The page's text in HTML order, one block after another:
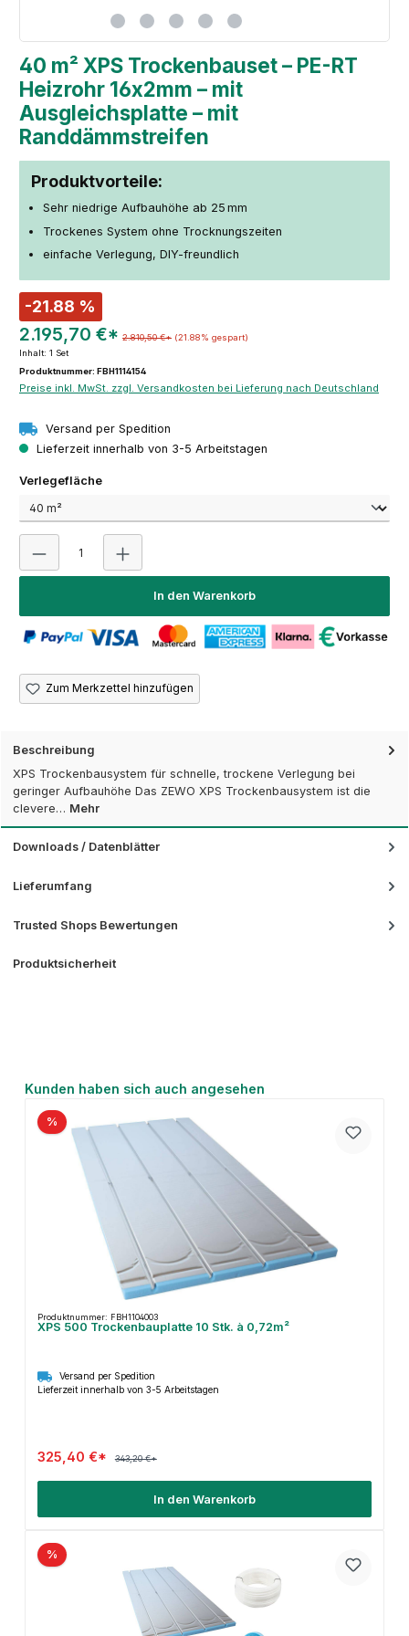
40 m² XPS Trockenbauset – PE-RT
Heizrohr 16x2mm – mit
Ausgleichsplatte – mit
Randdämmstreifen
Produktvorteile:
Sehr niedrige Aufbauhöhe ab 25 mm
Trockenes System ohne Trocknungszeiten
einfache Verlegung, DIY-freundlich
-21.88 %
2.195,70 €* 2.810,50 €* (21.88% gespart)
Inhalt: 1 Set
Produktnummer: FBH1114154
Preise inkl. MwSt. zzgl. Versandkosten bei Lieferung nach Deutschland
Versand per Spedition
Lieferzeit innerhalb von 3-5 Arbeitstagen
Verlegeflächeauswählen
In den Warenkorb
Zum Merkzettel hinzufügen
Beschreibung
XPS Trockenbausystem für schnelle, trockene Verlegung bei
geringer Aufbauhöhe Das ZEWO XPS Trockenbausystem ist die
clevere… Mehr
Downloads / Datenblätter
Lieferumfang
Trusted Shops Bewertungen
Produktsicherheit
Produktgalerie überspringen
Kunden haben sich auch angesehen
%
Produktnummer: FBH1104003
XPS 500 Trockenbauplatte 10 Stk. à 0,72m²
Versand per Spedition
Lieferzeit innerhalb von 3-5 Arbeitstagen
325,40 €* 343,20 €*
In den Warenkorb
%